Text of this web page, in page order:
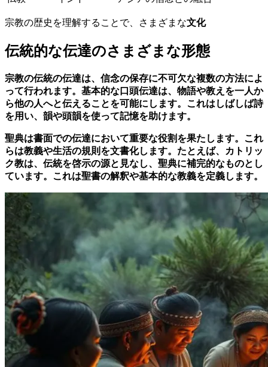
宗教の歴史を理解することで、さまざまな文化
伝統的な伝達のさまざまな形態
宗教の伝統の伝達は、信念の保存に不可欠な複数の方法によ
って行われます。基本的な口頭伝達は、物語や教えを一人か
ら他の人へと伝えることを可能にします。これはしばしば詩
を用い、韻や頭韻を使って記憶を助けます。
聖典は書面での伝達において重要な役割を果たします。これ
らは教義や生活の規則を文書化します。たとえば、
カトリッ
ク教は、伝統を啓示の源と見なし、聖典に補完的なものとし
ています。これは聖書の解釈や基本的な教義を定義します。